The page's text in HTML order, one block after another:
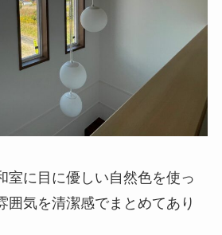
室に目に優しい自然色を使っ
囲気を清潔感でまとめてあり